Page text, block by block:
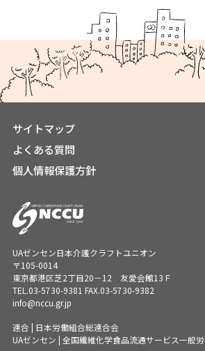
サイトマップ
よくある質問
個人情報保護方針
UAゼンセン日本介護クラフトユニオン
〒105-0014
東京都港区芝2丁目20－12 友愛会館13Ｆ
TEL.03-5730-9381 FAX.03-5730-9382
info@nccu.gr.jp
連合 | 日本労働組合総連合会
UAゼンセン | 全国繊維化学食品流通サービス一般